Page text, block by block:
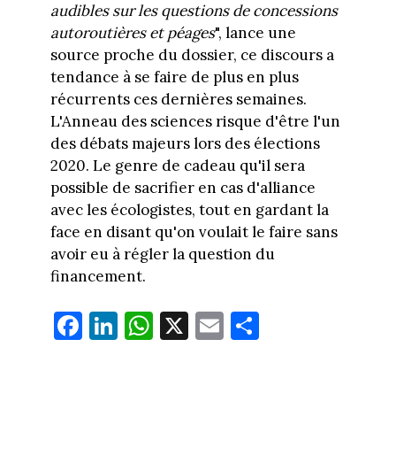
audibles sur les questions de concessions
autoroutières et péages", lance une
source proche du dossier, ce discours a
tendance à se faire de plus en plus
récurrents ces dernières semaines.
L'Anneau des sciences risque d'être l'un
des débats majeurs lors des élections
2020. Le genre de cadeau qu'il sera
possible de sacrifier en cas d'alliance
avec les écologistes, tout en gardant la
face en disant qu'on voulait le faire sans
avoir eu à régler la question du
financement.
Fa
ce
Li
nk
W
ha
X E
m
Pa
rt